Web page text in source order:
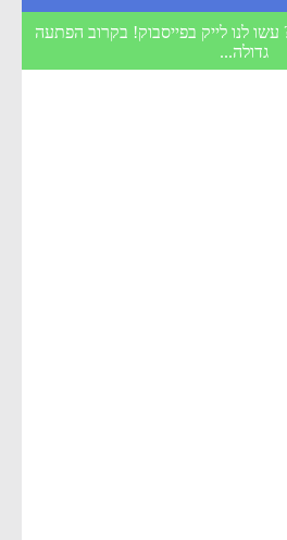
לנו לייק בפייסבוק! בקרוב הפתעה
גדולה...